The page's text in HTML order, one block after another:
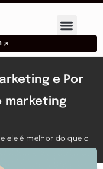
e Por
marketing
ele é melhor do que o